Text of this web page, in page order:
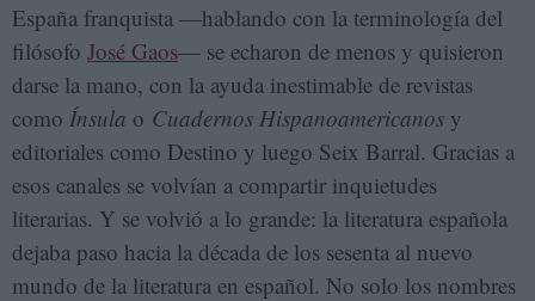
España franquista —hablando con la terminología del
filósofo José Gaos— se echaron de menos y quisieron
darse la mano, con la ayuda inestimable de revistas
como Ínsula o Cuadernos Hispanoamericanos y
editoriales como Destino y luego Seix Barral. Gracias a
esos canales se volvían a compartir inquietudes
literarias. Y se volvió a lo grande: la literatura española
dejaba paso hacia la década de los sesenta al nuevo
mundo de la literatura en español. No solo los nombres